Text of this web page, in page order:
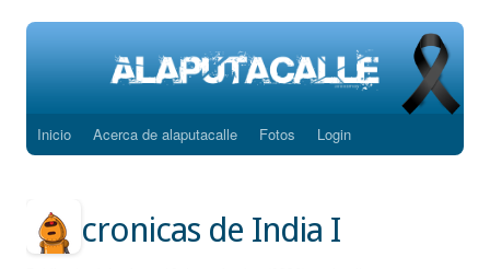
Saltar
contenido
Inicio Acerca de alaputacalle Fotos Login
cronicas de India I